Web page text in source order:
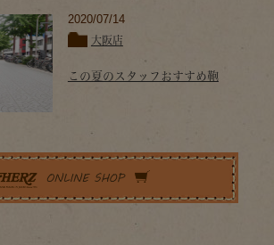
2020/07/14
大阪店
この夏のスタッフおすすめ鞄